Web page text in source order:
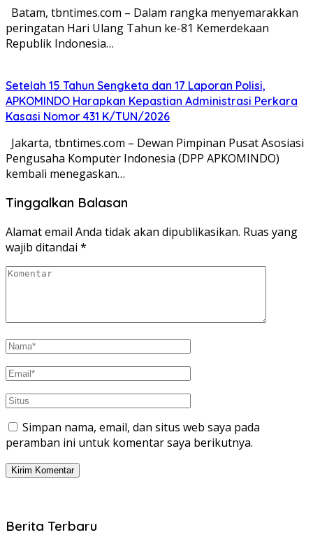
Batam, tbntimes.com – Dalam rangka menyemarakkan
peringatan Hari Ulang Tahun ke-81 Kemerdekaan
Republik Indonesia…
Setelah 15 Tahun Sengketa dan 17 Laporan Polisi,
APKOMINDO Harapkan Kepastian Administrasi Perkara
Kasasi Nomor 431 K/TUN/2026
Jakarta, tbntimes.com – Dewan Pimpinan Pusat Asosiasi
Pengusaha Komputer Indonesia (DPP APKOMINDO)
kembali menegaskan…
Tinggalkan Balasan
Alamat email Anda tidak akan dipublikasikan. Ruas yang
wajib ditandai *
Simpan nama, email, dan situs web saya pada
peramban ini untuk komentar saya berikutnya.
Berita Terbaru